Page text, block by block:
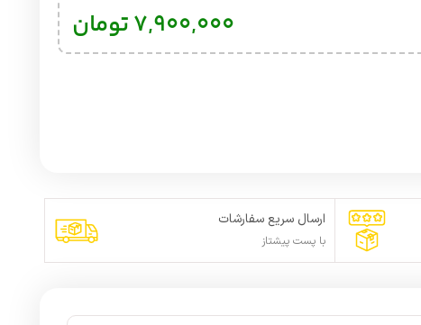
7,900,000تومان
ارسال سریع سفارشات
با پست پیشتاز